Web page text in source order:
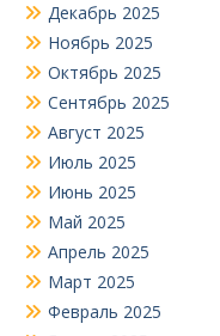
Декабрь 2025
Ноябрь 2025
Октябрь 2025
Сентябрь 2025
Август 2025
Июль 2025
Июнь 2025
Май 2025
Апрель 2025
Март 2025
Февраль 2025